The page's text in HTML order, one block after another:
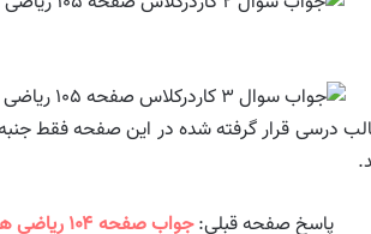
درسی قرار گرفته شده در این صفحه فقط
پاسخ صفحه قبلی:جواب صفحه ۱۰۴ ریاضی هفتم